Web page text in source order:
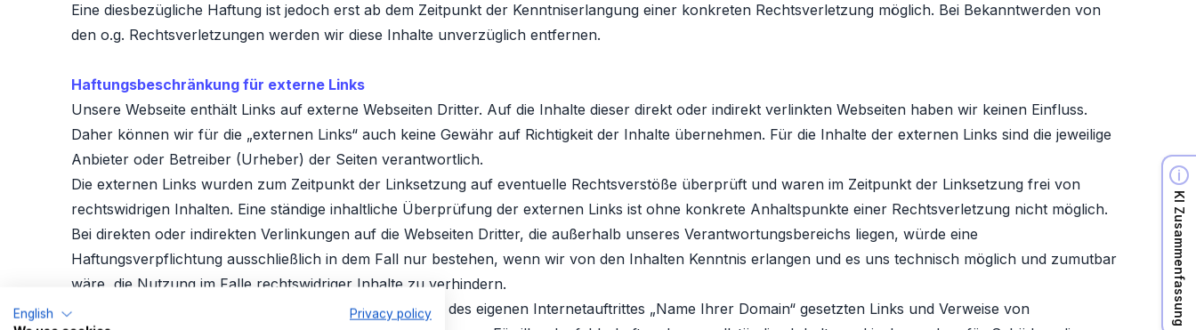
Eine diesbezügliche Haftung ist jedoch erst ab dem Zeitpunkt der Kenntniserlangung einer konkreten Rechtsverletzung möglich. Bei Bekanntwerden von
den o.g. Rechtsverletzungen werden wir diese Inhalte unverzüglich entfernen.
Haftungsbeschränkung für externe Links
Unsere Webseite enthält Links auf externe Webseiten Dritter. Auf die Inhalte dieser direkt oder indirekt verlinkten Webseiten haben wir keinen Einfluss.
Daher können wir für die „externen Links“ auch keine Gewähr auf Richtigkeit der Inhalte übernehmen. Für die Inhalte der externen Links sind die jeweilige
Anbieter oder Betreiber (Urheber) der Seiten verantwortlich.
Die externen Links wurden zum Zeitpunkt der Linksetzung auf eventuelle Rechtsverstöße überprüft und waren im Zeitpunkt der Linksetzung frei von
rechtswidrigen Inhalten. Eine ständige inhaltliche Überprüfung der externen Links ist ohne konkrete Anhaltspunkte einer Rechtsverletzung nicht möglich.
Bei direkten oder indirekten Verlinkungen auf die Webseiten Dritter, die außerhalb unseres Verantwortungsbereichs liegen, würde eine
Haftungsverpflichtung ausschließlich in dem Fall nur bestehen, wenn wir von den Inhalten Kenntnis erlangen und es uns technisch möglich und zumutbar
wäre, die Nutzung im Falle rechtswidriger Inhalte zu verhindern.
Diese Haftungsausschlusserklärung gilt auch innerhalb des eigenen Internetauftrittes „Name Ihrer Domain“ gesetzten Links und Verweise von
KI Zusammenfassung
English
Privacy policy